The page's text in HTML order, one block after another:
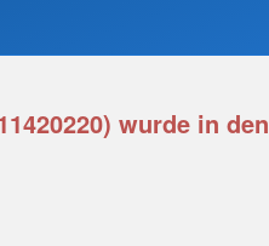
wurde in den